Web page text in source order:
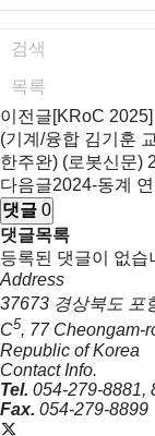
검색
목록
이전글[KRoC
(기계/융합 김기훈
한주완) (로봇신문)
다음글2024-동계
댓글 0
댓글목록
등록된 댓글이 없습
Address
37673 경상북도 포
C5, 77 Cheongam-
Republic of Korea
Contact Info.
Tel. 054-279-8881,
Fax. 054-279-8899